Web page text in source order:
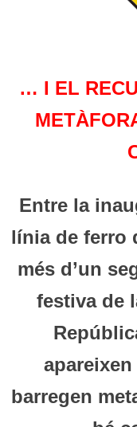
… I EL
Entre la
línia de ferro
més d’un
festiva de
barregen